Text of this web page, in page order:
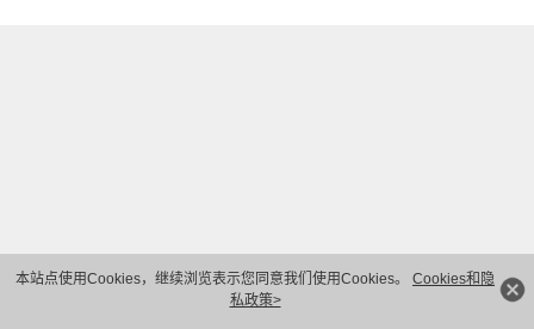
本站点使用Cookies，继续浏览表示您同意我们使用Cookies。 Cookies和隐
私政策>